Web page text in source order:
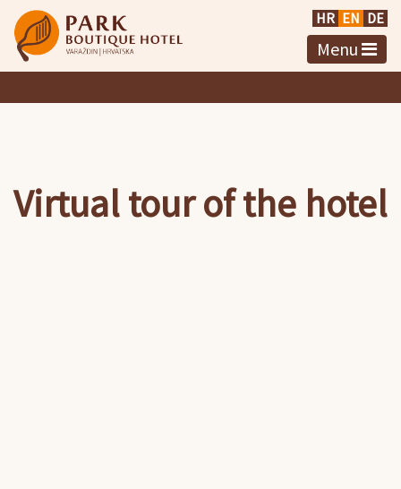
HR EN DE
Menu
Virtual tour of the hotel